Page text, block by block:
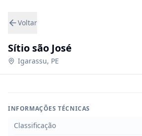
Voltar
Sítio são José
Igarassu, PE
INFORMAÇÕES TÉCNICAS
Classificação